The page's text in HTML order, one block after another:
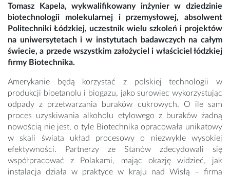
Tomasz Kapela, wykwalifikowany inżynier w dziedzinie
biotechnologii molekularnej i przemysłowej, absolwent
Politechniki Łódzkiej, uczestnik wielu szkoleń i projektów
na uniwersytetach i w instytutach badawczych na całym
świecie, a przede wszystkim założyciel i właściciel łódzkiej
firmy Biotechnika.
Amerykanie będą korzystać z polskiej technologii w
produkcji bioetanolu i biogazu, jako surowiec wykorzystując
odpady z przetwarzania buraków cukrowych. O ile sam
proces uzyskiwania alkoholu etylowego z buraków żadną
nowością nie jest, o tyle Biotechnika opracowała unikatowy
w skali świata układ procesowy o niezwykle wysokiej
efektywności. Partnerzy ze Stanów zdecydowali się
współpracować z Polakami, mając okazję widzieć, jak
instalacja działa w praktyce w kraju nad Wisłą – firma